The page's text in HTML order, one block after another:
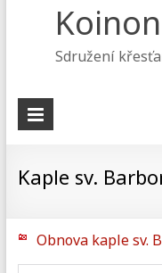
Sdružení
Kaple sv.
Obnova kaple sv.